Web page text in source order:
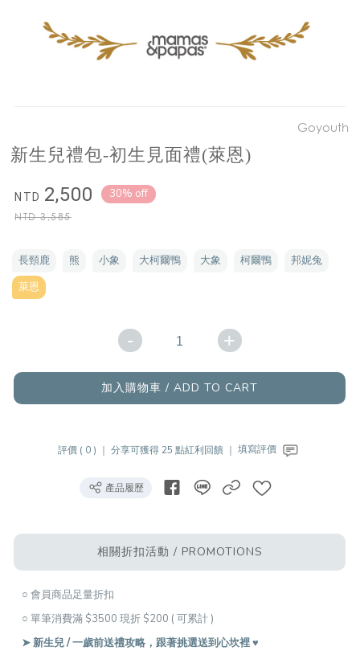
Goyouth
新生兒禮包-初生見面禮(萊恩)
NTD 2,500
NTD3,585
30% off
長頸鹿 熊 小象 大柯爾鴨 大象 柯爾鴨
邦妮兔
萊恩
- +
加入購物車 / ADD TO CART
評價 ( 0 ) ｜分享可獲得 25 點紅利回饋 ｜填寫評價
產品履歷
相關折扣活動 / PROMOTIONS
○ 會員商品足量折扣
○ 單筆消費滿 $3500 現折 $200 ( 可累計 )
➤ 新生兒 / 一歲前送禮攻略，跟著挑選送到心坎裡 ♥︎